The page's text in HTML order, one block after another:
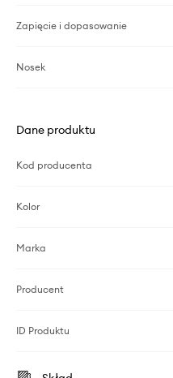
Zapięcie i dopasowanie
Nosek
Dane produktu
Kod producenta
Kolor
Marka
Producent
ID Produktu